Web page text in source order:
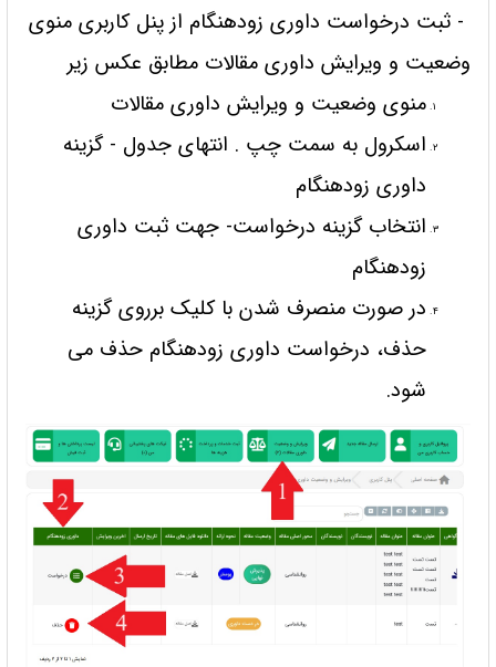
- ثبت درخواست داوری زودهنگام از پنل کاربری منوی
وضعیت و ویرایش داوری مقالات مطابق عکس زیر
منوی وضعیت و ویرایش داوری مقالات
اسکرول به سمت چپ . انتهای جدول - گزینه
داوری زودهنگام
انتخاب گزینه درخواست- جهت ثبت داوری
زودهنگام
در صورت منصرف شدن با کلیک برروی گزینه
حذف، درخواست داوری زودهنگام حذف می
شود.